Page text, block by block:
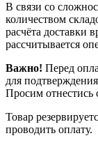
В связи со
количеством
расчёта доставки
рассчитывается
Важно! Перед
для
Просим отнестись
Товар
проводить оплату.